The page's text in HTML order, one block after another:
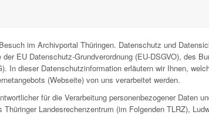
im Archivportal Thüringen. Datenschutz und
EU Datenschutz-Grundverordnung (EU-DSGVO), des
In dieser Datenschutzinformation erläutern wir Ihnen,
(Webseite) von uns verarbeitet werden.
für die Verarbeitung personenbezogener Daten
Landesrechenzentrum (im Folgenden TLRZ),